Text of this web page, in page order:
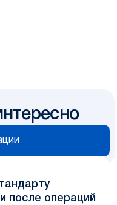
после операций